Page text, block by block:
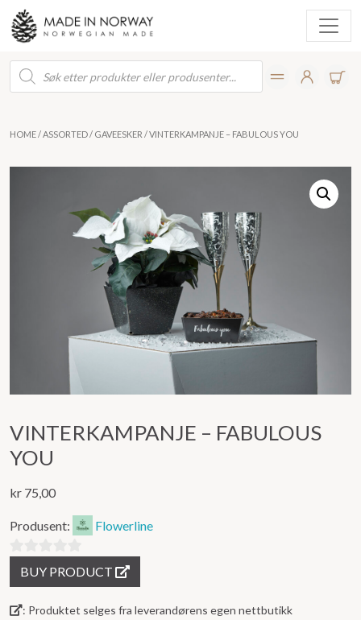
Products
search
HOME/ASSORTED/ GAVEESKER / VINTERKAMPANJE – FABULOUS YOU
VINTERKAMPANJE – FABULOUS
YOU
kr 75,00
Produsent: Flowerline
out
of
BUY PRODUCT
: Produktet selges fra leverandørens egen nettbutikk